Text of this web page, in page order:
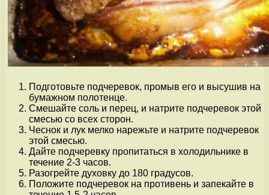
Подготовьте подчеревок, промыв его и высушив на
бумажном полотенце.
Смешайте соль и перец, и натрите подчеревок этой
смесью со всех сторон.
Чеснок и лук мелко нарежьте и натрите подчеревок
этой смесью.
Дайте подчеревку пропитаться в холодильнике в
течение 2-3 часов.
Разогрейте духовку до 180 градусов.
Положите подчеревок на противень и запекайте в